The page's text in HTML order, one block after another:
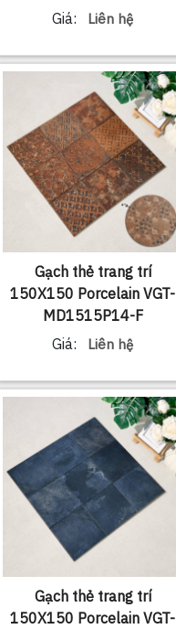
Giá:
Liên hệ
Gạch thẻ trang trí
150X150 Porcelain VGT-
MD1515P14-F
Giá:
Liên hệ
Gạch thẻ trang trí
150X150 Porcelain VGT-